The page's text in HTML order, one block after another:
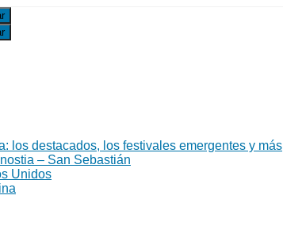
los destacados, los festivales emergentes y más
– San Sebastián
Unidos